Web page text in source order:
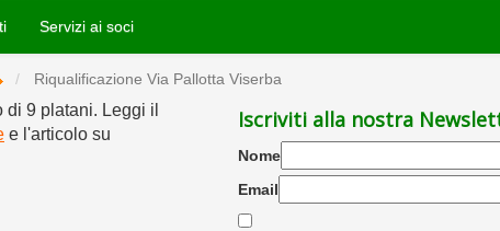
Servizi ai soci
Riqualificazione Via Pallotta Viserba
9 platani. Leggi il
e l'articolo su
Iscriviti alla nostra
Nome
Email